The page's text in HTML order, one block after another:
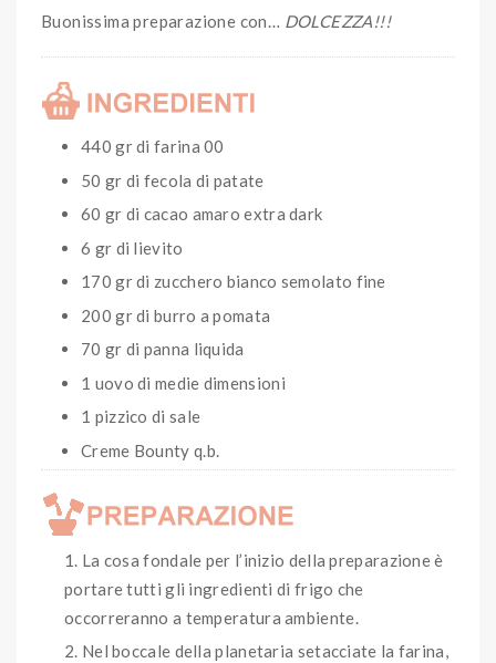
Buonissima preparazione con… DOLCEZZA!!!
440 gr di farina 00
50 gr di fecola di patate
60 gr di cacao amaro extra dark
6 gr di lievito
170 gr di zucchero bianco semolato fine
200 gr di burro a pomata
70 gr di panna liquida
1 uovo di medie dimensioni
1 pizzico di sale
Creme Bounty q.b.
La cosa fondale per l’inizio della preparazione è
portare tutti gli ingredienti di frigo che
occorreranno a temperatura ambiente.
Nel boccale della planetaria setacciate la farina,